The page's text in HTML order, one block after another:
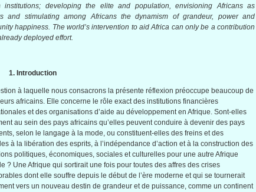
institutions; developing the elite and population, envisioning Africans as
and stimulating among Africans the dynamism of grandeur, power and
happiness. The world’s intervention to aid Africa can only be a contribution
deployed effort.
1. Introduction
à laquelle nous consacrons la présente réflexion préoccupe beaucoup de
africains. Elle concerne le rôle exact des institutions financières
et des organisations d’aide au développementen Afrique. Sont-elles
au sein des pays africains qu’elles peuvent conduire à devenir des pays
, selon le langage à la mode, ou constituent-elles des freins et des
à la libération des esprits, à l’indépendance d’action età la construction des
politiques, économiques, sociales etculturelles pour une autre Afrique
? Une Afrique qui sortirait une fois pour toutes des affres des crises
dont elle souffre depuis le débutde l’ère moderne et qui se tournerait
vers un nouveau destin de grandeur et de puissance, comme un continent